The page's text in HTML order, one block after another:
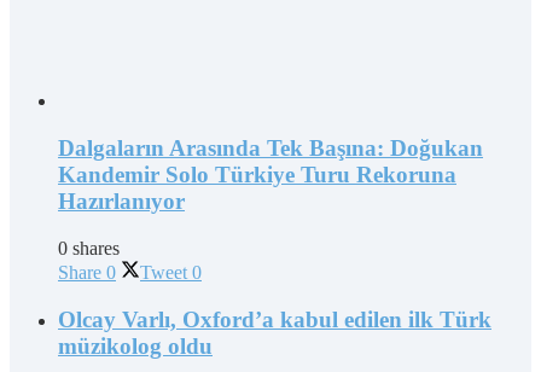
Dalgaların Arasında Tek Başına: Doğukan
Kandemir Solo Türkiye Turu Rekoruna
Hazırlanıyor
0 shares
Share 0 Tweet 0
Olcay Varlı, Oxford’a kabul edilen ilk Türk
müzikolog oldu